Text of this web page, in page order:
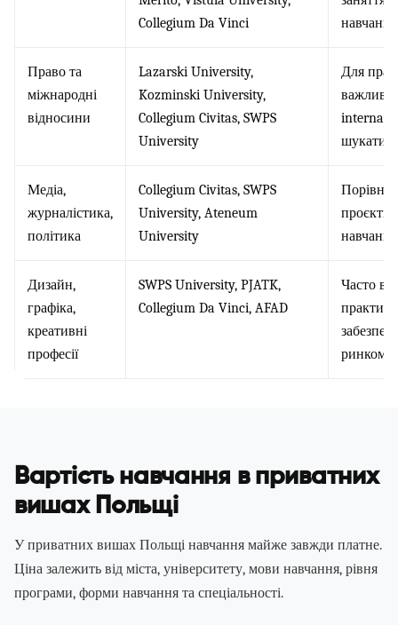
Collegium Da Vinci
Право та
міжнародні
відносини
Lazarski University,
Kozminski University,
Collegium Civitas, SWPS
University
Для
важлива
шукати
Медіа,
журналістика,
політика
Collegium Civitas, SWPS
University, Ateneum
University
проєкти,
Дизайн,
графіка,
креативні
професії
SWPS University, PJATK,
Collegium Da Vinci, AFAD
Часто
ринком.
Вартість навчання в приватних
вишах Польщі
У приватних вишах Польщі навчання майже завжди платне.
Ціна залежить від міста, університету, мови навчання, рівня
програми, форми навчання та спеціальності.